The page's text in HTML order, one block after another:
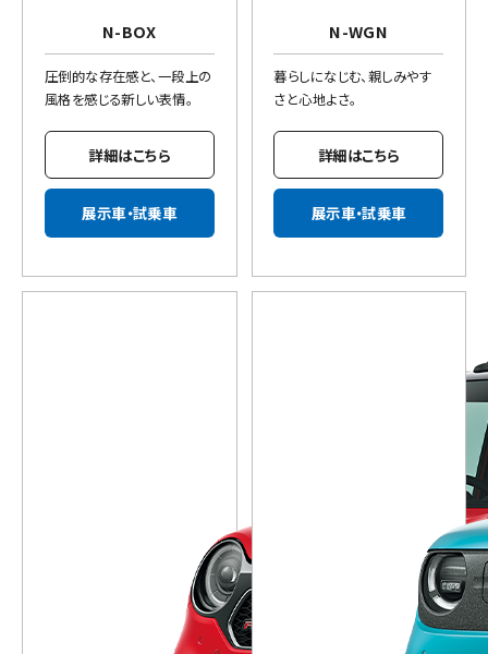
N-BOX
圧倒的な存在感と、一段上の
風格を感じる新しい表情。
詳細はこちら
展示車・試乗車
N-WGN
暮らしになじむ、親しみやす
さと心地よさ。
詳細はこちら
展示車・試乗車